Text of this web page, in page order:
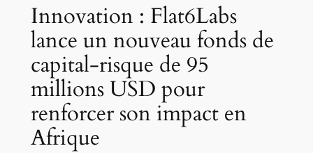
Innovation : Flat6Labs
lance un nouveau fonds de
capital-risque de 95
millions USD pour
renforcer son impact en
Afrique